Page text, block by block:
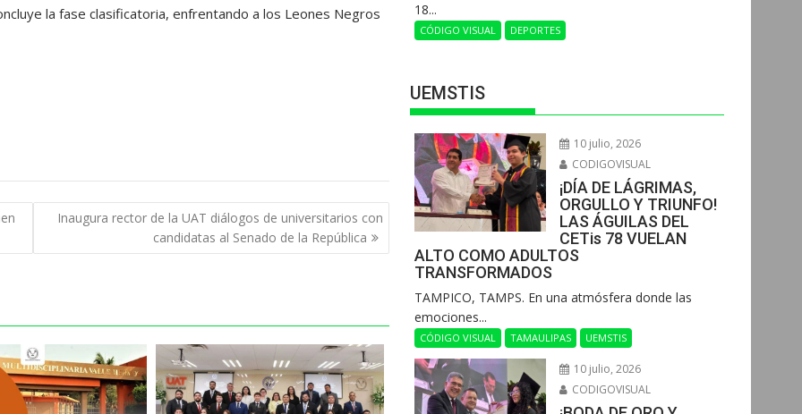
la fase clasificatoria, enfrentando a los Leones Negros
Inaugura rector de la UAT diálogos de universitarios con
candidatas al Senado de la República
18...
CÓDIGO VISUAL DEPORTES
UEMSTIS
10 julio, 2026
CODIGOVISUAL
¡DÍA DE LÁGRIMAS,
ORGULLO Y TRIUNFO!
LAS ÁGUILAS DEL
CETis 78 VUELAN
ALTO COMO ADULTOS
TRANSFORMADOS
​TAMPICO, TAMPS. En una atmósfera donde las
emociones...
CÓDIGO VISUAL TAMAULIPAS UEMSTIS
10 julio, 2026
CODIGOVISUAL